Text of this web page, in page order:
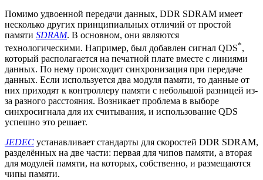
Помимо удвоенной передачи данных, DDR SDRAM имеет
несколько других принципиальных отличий от простой
памяти SDRAM. В основном, они являются
технологическими. Например, был добавлен сигнал QDS*,
который располагается на печатной плате вместе с линиями
данных. По нему происходит синхронизация при передаче
данных. Если используется два модуля памяти, то данные от
них приходят к контроллеру памяти с небольшой разницей из-
за разного расстояния. Возникает проблема в выборе
синхросигнала для их считывания, и использование QDS
успешно это решает.
JEDEC устанавливает стандарты для скоростей DDR SDRAM,
разделённых на две части: первая для чипов памяти, а вторая
для модулей памяти, на которых, собственно, и размещаются
чипы памяти.